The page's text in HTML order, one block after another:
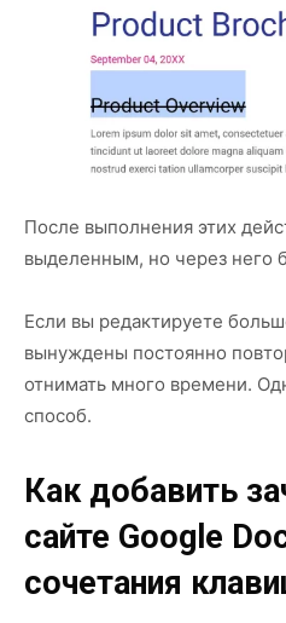
После выполнения этих
выделенным, но через него
Если вы редактируете
вынуждены постоянно
отнимать много времени.
способ.
Как добавить
сайте Google
сочетания